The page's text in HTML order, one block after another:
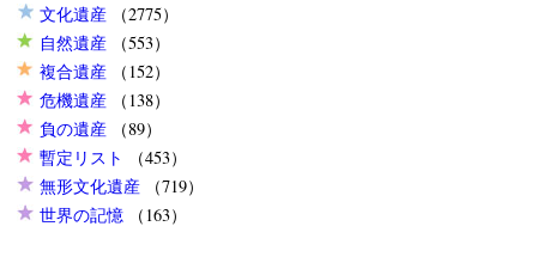
文化遺産（2775）
自然遺産（553）
複合遺産（152）
危機遺産（138）
負の遺産（89）
暫定リスト
（453）
無形文化遺産（719）
世界の記憶（163）